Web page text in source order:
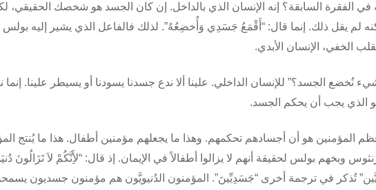
في الفقرة السابقة؟ إنه الإنسان الذي بالداخل. إن كان الجسد هو شخصك الحقيقي،
لم يقل ذلك. إنما قال: “أَقْمَعُ جَسَدِي وَأُخضِعُهُ”. لذلك فالفاعل الذي يشير إليه بولس
الخفي، الإنسان الأبدي.
نُخضع الجسد؟” للإنسان الداخلي. علينا ألا ندع جسدنا يسودنا أو يسيطر علينا.
الذي يجب أن يحكم الجسد.
المؤمنين هو أن أجسادهم تحكمهم. وهذا ما يجعلهم مؤمنين أطفال. هذا ما يُنتج
وبخهم بولس لحقيقة أنهم لا يزالوا أطفالاً في الإيمان. إذ قال: “لأَِنَّكُمْ لاَ تَزَالُونَ
تُذكر في ترجمة أخرى “جَسَدِيِّينَ”. المؤمنون الدُنيويَّون هم مؤمنون جسديون